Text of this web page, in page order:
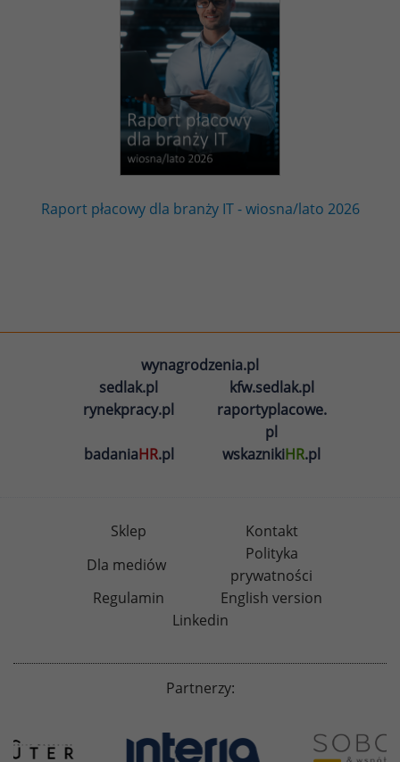
Raport płacowy dla branży IT - wiosna/lato 2026
wynagrodzenia.pl
sedlak.pl
kfw.sedlak.pl
rynekpracy.pl
raportyplacowe.
pl
badaniaHR.pl wskaznikiHR.pl
Sklep
Kontakt
Dla mediów
Polityka
prywatności
Regulamin
English version
Linkedin
Partnerzy: